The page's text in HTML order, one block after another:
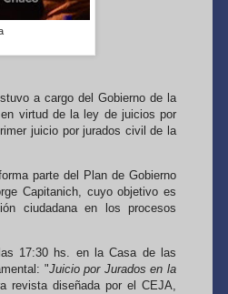
a cargo del Gobierno de la
virtud de la ley de juicios por
juicio por jurados civil de la
parte del Plan de Gobierno
Capitanich, cuyo objetivo es
ciudadana en los procesos
17:30 hs. en la Casa de las
"Juicio por Jurados en la
revista diseñada por el CEJA,